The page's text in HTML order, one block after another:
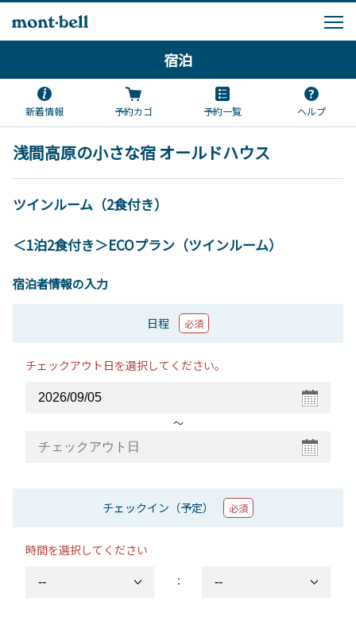
宿泊
新着情報 予約カゴ 予約一覧 ヘルプ
浅間高原の小さな宿 オールドハウス
ツインルーム（2食付き）
＜1泊2食付き＞ECOプラン（ツインルーム）
宿泊者情報の入力
日程 必須
チェックアウト日を選択してください。
〜
チェックイン（予定） 必須
時間を選択してください
：